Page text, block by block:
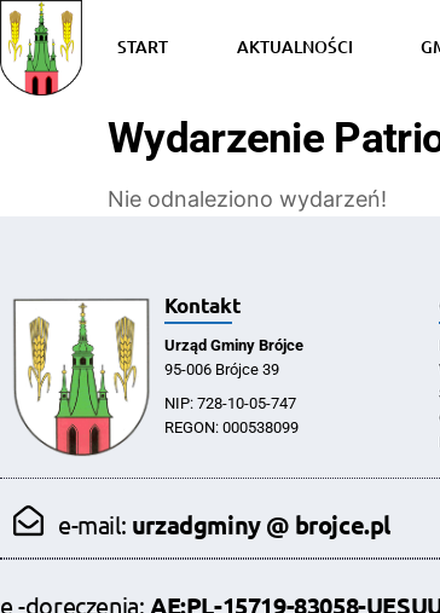
START AKTUALNOŚCI
Wydarzenie
Nie odnaleziono wydarzeń!
Kontakt
Urząd Gminy Brójce
95-006 Brójce 39
NIP: 728-10-05-747
REGON: 000538099
e-mail: urzadgminy @ brojce.pl
e -doręczenia: AE:PL-15719-83058-